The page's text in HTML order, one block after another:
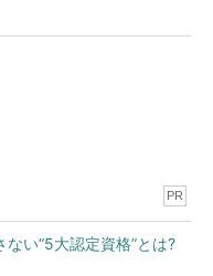
PR
い“5大認定資格”とは?